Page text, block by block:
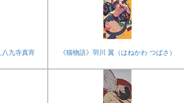
八九寺真宵 《猫物語》羽川 翼（はねかわ つばさ）